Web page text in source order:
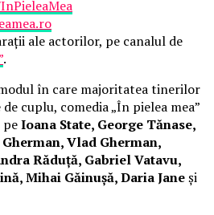
ale actorilor, pe canalul de
.
în care majoritatea tinerilor
cuplu, comedia „În pielea mea”
Ioana State, George Tănase,
Vlad Gherman,
Răduță, Gabriel Vatavu,
Mihai Găinușă, Daria Janeși